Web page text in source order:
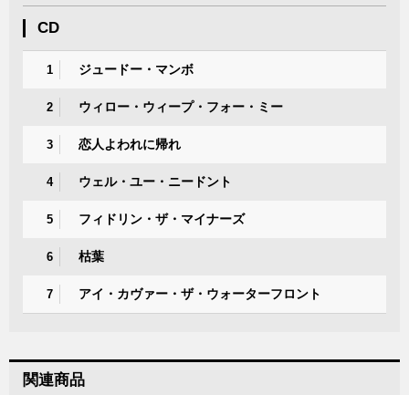
CD
1 ジュードー・マンボ
2 ウィロー・ウィープ・フォー・ミー
3 恋人よわれに帰れ
4 ウェル・ユー・ニードント
5 フィドリン・ザ・マイナーズ
6 枯葉
7 アイ・カヴァー・ザ・ウォーターフロント
関連商品